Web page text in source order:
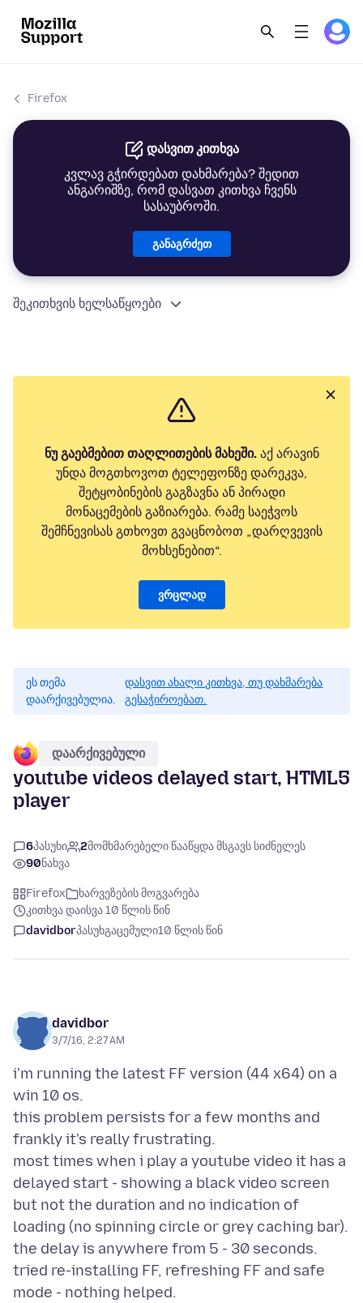
Firefox
დასვით კითხვა
კვლავ გჭირდებათ დახმარება? შედით
ანგარიშზე, რომ დასვათ კითხვა ჩვენს
სასაუბროში.
განაგრძეთ
შეკითხვის ხელსაწყოები
ნუ გაებმებით თაღლითების მახეში.აქ არავინ
უნდა მოგთხოვოთ ტელეფონზე დარეკვა,
შეტყობინების გაგზავნა ან პირადი
მონაცემების გაზიარება. რამე საეჭვოს
შემჩნევისას გთხოვთ გვაცნობოთ „დარღვევის
მოხსენებით“.
ვრცლად
ეს თემა
დაარქივებულია.
დასვით ახალი კითხვა, თუ დახმარება
გესაჭიროებათ.
დაარქივებული
youtube videos delayed start, HTML5
player
6პასუხი 2მომხმარებელი წააწყდა მსგავს სიძნელეს
90ნახვა
Firefox
ხარვეზების მოგვარება
კითხვა დაისვა 10 წლის წინ
davidborპასუხგაცემული10 წლის წინ
davidbor
3/7/16, 2:27 AM
i'm running the latest FF version (44 x64) on a
win 10 os.
this problem persists for a few months and
frankly it's really frustrating.
most times when i play a youtube video it has a
delayed start - showing a black video screen
but not the duration and no indication of
loading (no spinning circle or grey caching bar).
the delay is anywhere from 5 - 30 seconds.
tried re-installing FF, refreshing FF and safe
mode - nothing helped.